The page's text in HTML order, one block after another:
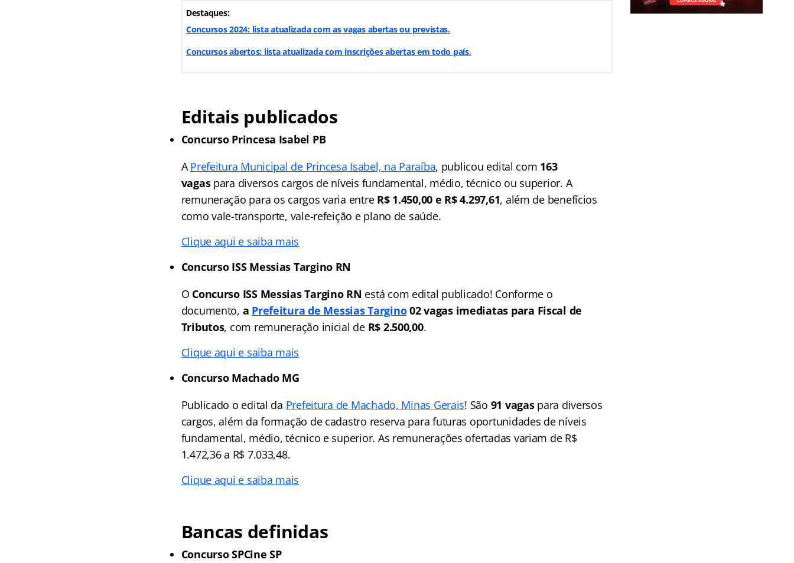
Destaques:
Concursos 2024: lista atualizada com as vagas abertas ou previstas.
Concursos abertos: lista atualizada com inscrições abertas em todo país.
Editais publicados
Concurso Princesa Isabel PB
APrefeitura Municipal de Princesa Isabel, na Paraíba, publicou edital com 163
vagaspara diversos cargos de níveis fundamental, médio, técnico ou superior. A
remuneração para os cargos varia entre R$ 1.450,00 e R$ 4.297,61, além de benefícios
como vale-transporte, vale-refeição e plano de saúde.
Clique aqui e saiba mais
Concurso ISS Messias Targino RN
O Concurso ISS Messias Targino RN está com edital publicado! Conforme o
documento, a Prefeitura de Messias Targino02 vagas imediatas para Fiscal de
Tributos, com remuneração inicial de R$ 2.500,00.
Clique aqui e saiba mais
Concurso Machado MG
Publicado o edital da Prefeitura de Machado, Minas Gerais! São 91 vagaspara diversos
cargos, além da formação de cadastro reserva para futuras oportunidades de níveis
fundamental, médio, técnico e superior. As remunerações ofertadas variam de R$
1.472,36 a R$ 7.033,48.
Clique aqui e saiba mais
Bancas definidas
Concurso SPCine SP